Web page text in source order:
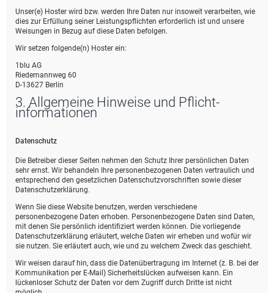
Unser(e) Hoster wird bzw. werden Ihre Daten nur insoweit verarbeiten, wie
dies zur Erfüllung seiner Leistungspflichten erforderlich ist und unsere
Weisungen in Bezug auf diese Daten befolgen.
Wir setzen folgende(n) Hoster ein:
1blu AG
Riedemannweg 60
D-13627 Berlin
3. Allgemeine Hinweise und Pflicht­
informationen
Datenschutz
Die Betreiber dieser Seiten nehmen den Schutz Ihrer persönlichen Daten
sehr ernst. Wir behandeln Ihre personenbezogenen Daten vertraulich und
entsprechend den gesetzlichen Datenschutzvorschriften sowie dieser
Datenschutzerklärung.
Wenn Sie diese Website benutzen, werden verschiedene
personenbezogene Daten erhoben. Personenbezogene Daten sind Daten,
mit denen Sie persönlich identifiziert werden können. Die vorliegende
Datenschutzerklärung erläutert, welche Daten wir erheben und wofür wir
sie nutzen. Sie erläutert auch, wie und zu welchem Zweck das geschieht.
Wir weisen darauf hin, dass die Datenübertragung im Internet (z. B. bei der
Kommunikation per E-Mail) Sicherheitslücken aufweisen kann. Ein
lückenloser Schutz der Daten vor dem Zugriff durch Dritte ist nicht